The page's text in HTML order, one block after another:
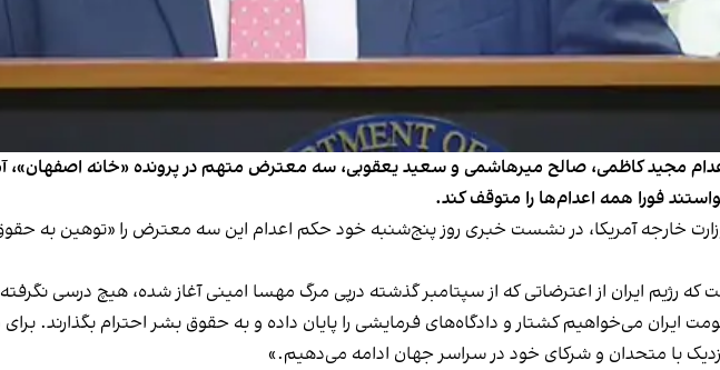
اعدام مجید کاظمی، صالح میرهاشمی و سعید یعقوبی، سه معترض متهم در پرونده «خانه اصفهان»،
فورا همه اعدام‌ها را متوقف کند.
خارجه آمریکا، در نشست خبری روز پنج‌شنبه خود حکم اعدام این سه معترض را «توهین به
ایران از اعترضاتی که از سپتامبر گذشته درپی مرگ مهسا امینی آغاز شده، هیچ درسی
ایران می‌خواهیم کشتار و دادگاه‌های فرمایشی را پایان داده و به حقوق بشر احترام بگذارند.
با متحدان و شرکای خود در سراسر جهان ادامه می‌دهیم.»